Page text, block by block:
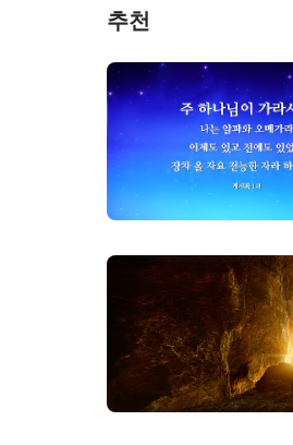
결단코 천국에 들어
이 사람들은 여자
하든지 따라가는 자
속한 자들이니(계시록
그 두루마기를 빠
관련된 하나님 말씀:
『하나님이 사람
님에 의해 더욱 온전
속한 것 모두가 제거
추천